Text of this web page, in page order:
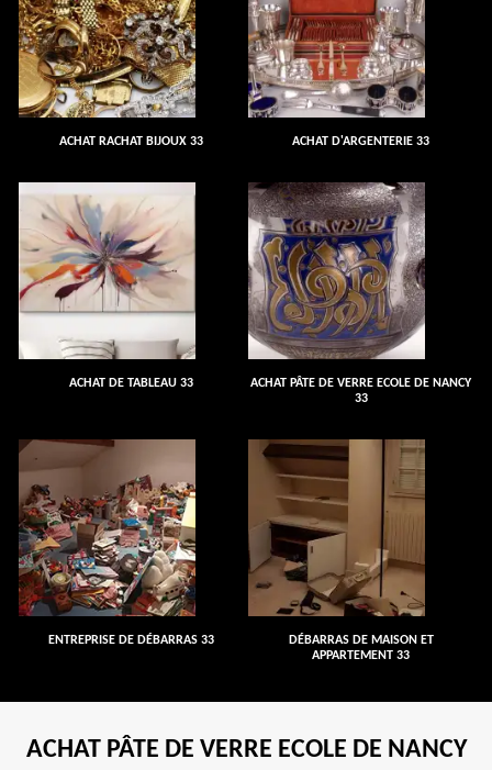
ACHAT RACHAT BIJOUX 33 ACHAT D'ARGENTERIE 33
ACHAT DE TABLEAU 33
ACHAT PÂTE DE VERRE ECOLE DE NANCY
33
ENTREPRISE DE DÉBARRAS 33
DÉBARRAS DE MAISON ET
APPARTEMENT 33
ACHAT PÂTE DE VERRE ECOLE DE NANCY